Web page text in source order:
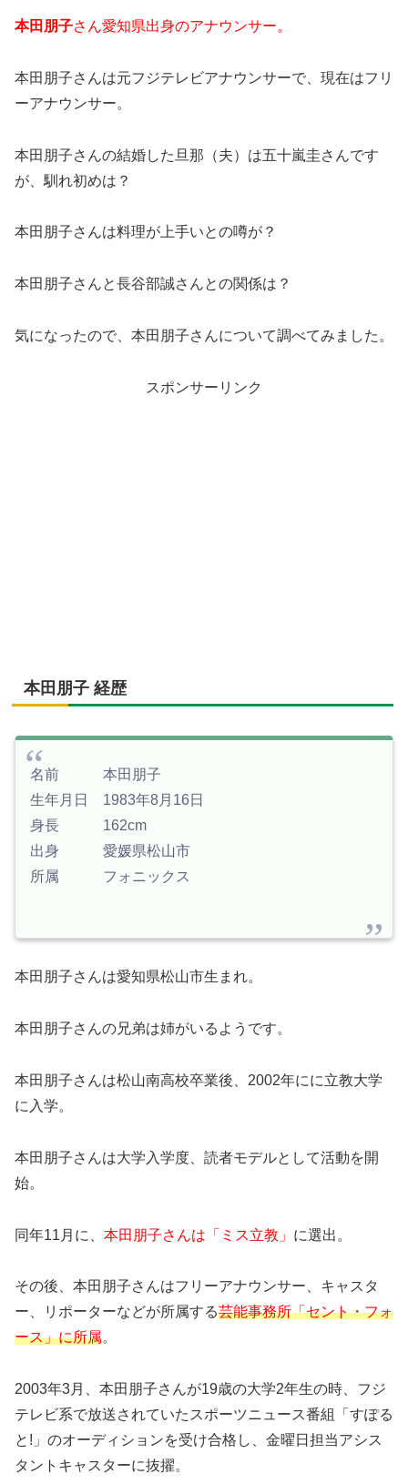
本田朋子さん愛知県出身のアナウンサー。
本田朋子さんは元フジテレビアナウンサーで、現在はフリ
ーアナウンサー。
本田朋子さんの結婚した旦那（夫）は五十嵐圭さんです
が、馴れ初めは？
本田朋子さんは料理が上手いとの噂が？
本田朋子さんと長谷部誠さんとの関係は？
気になったので、本田朋子さんについて調べてみました。
スポンサーリンク
本田朋子 経歴
名前 本田朋子
生年月日 1983年8月16日
身長 162cm
出身 愛媛県松山市
所属 フォニックス
本田朋子さんは愛知県松山市生まれ。
本田朋子さんの兄弟は姉がいるようです。
本田朋子さんは松山南高校卒業後、2002年にに立教大学
に入学。
本田朋子さんは大学入学度、読者モデルとして活動を開
始。
同年11月に、 本田朋子さんは「ミス立教」 に選出。
その後、本田朋子さんはフリーアナウンサー、キャスタ
ー、リポーターなどが所属する芸能事務所「セント・フォ
ース」に所属。
2003年3月、本田朋子さんが19歳の大学2年生の時、フジ
テレビ系で放送されていたスポーツニュース番組「すぽる
と!」のオーディションを受け合格し、金曜日担当アシス
タントキャスターに抜擢。